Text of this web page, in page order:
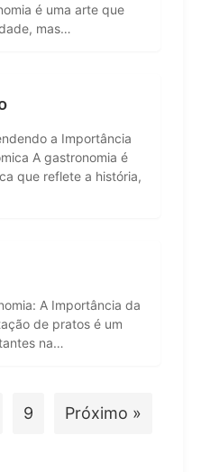
é uma arte que
mas…
a Importância
A gastronomia é
que reflete a história,
A Importância da
de pratos é um
na…
9 Próximo »